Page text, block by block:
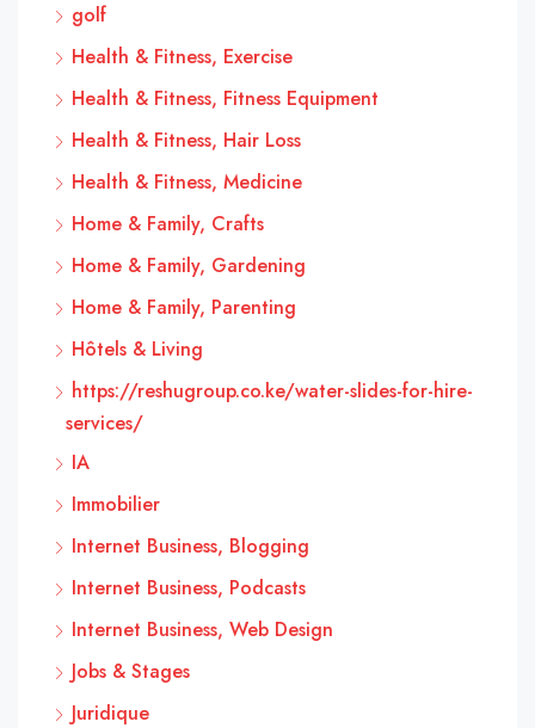
golf
Health & Fitness, Exercise
Health & Fitness, Fitness Equipment
Health & Fitness, Hair Loss
Health & Fitness, Medicine
Home & Family, Crafts
Home & Family, Gardening
Home & Family, Parenting
Hôtels & Living
https://reshugroup.co.ke/water-slides-for-hire-
services/
IA
Immobilier
Internet Business, Blogging
Internet Business, Podcasts
Internet Business, Web Design
Jobs & Stages
Juridique